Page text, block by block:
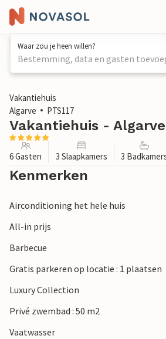
Waar zou je heen willen?
Bestemming, data en gasten
1 / 30
Vakantiehuis
Algarve
PTS117
Vakantiehuis -
6 Gasten 3 Slaapkamers 3
Kenmerken
Airconditioning het hele huis
All-in prijs
Barbecue
Gratis parkeren op locatie : 1 plaatsen
Luxury Collection
Privé zwembad : 50 m2
Vaatwasser